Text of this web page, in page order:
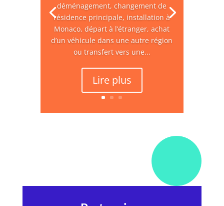
déménagement, changement de
résidence principale, installation à
Monaco, départ à l’étranger, achat
d’un véhicule dans une autre région
ou transfert vers une...
Lire plus